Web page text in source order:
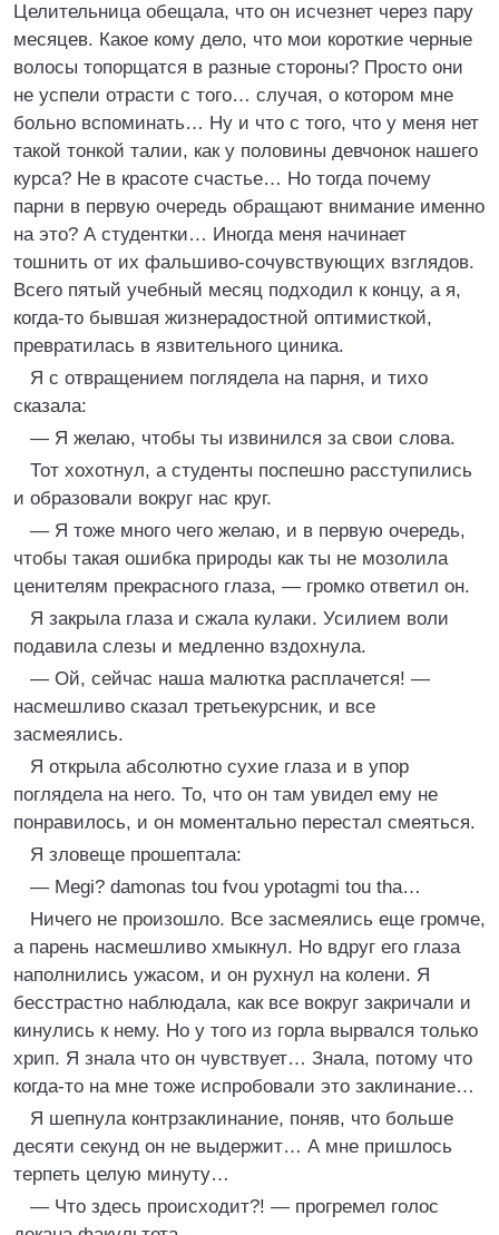
Целительница обещала, что он исчезнет через пару
месяцев. Какое кому дело, что мои короткие черные
волосы топорщатся в разные стороны? Просто они
не успели отрасти с того… случая, о котором мне
больно вспоминать… Ну и что с того, что у меня нет
такой тонкой талии, как у половины девчонок нашего
курса? Не в красоте счастье… Но тогда почему
парни в первую очередь обращают внимание именно
на это? А студентки… Иногда меня начинает
тошнить от их фальшиво-сочувствующих взглядов.
Всего пятый учебный месяц подходил к концу, а я,
когда-то бывшая жизнерадостной оптимисткой,
превратилась в язвительного циника.
Я с отвращением поглядела на парня, и тихо
сказала:
— Я желаю, чтобы ты извинился за свои слова.
Тот хохотнул, а студенты поспешно расступились
и образовали вокруг нас круг.
— Я тоже много чего желаю, и в первую очередь,
чтобы такая ошибка природы как ты не мозолила
ценителям прекрасного глаза, — громко ответил он.
Я закрыла глаза и сжала кулаки. Усилием воли
подавила слезы и медленно вздохнула.
— Ой, сейчас наша малютка расплачется! —
насмешливо сказал третьекурсник, и все
засмеялись.
Я открыла абсолютно сухие глаза и в упор
поглядела на него. То, что он там увидел ему не
понравилось, и он моментально перестал смеяться.
Я зловеще прошептала:
— Megi? damonas tou fvou ypotagmi tou tha…
Ничего не произошло. Все засмеялись еще громче,
а парень насмешливо хмыкнул. Но вдруг его глаза
наполнились ужасом, и он рухнул на колени. Я
бесстрастно наблюдала, как все вокруг закричали и
кинулись к нему. Но у того из горла вырвался только
хрип. Я знала что он чувствует… Знала, потому что
когда-то на мне тоже испробовали это заклинание…
Я шепнула контрзаклинание, поняв, что больше
десяти секунд он не выдержит… А мне пришлось
терпеть целую минуту…
— Что здесь происходит?! — прогремел голос